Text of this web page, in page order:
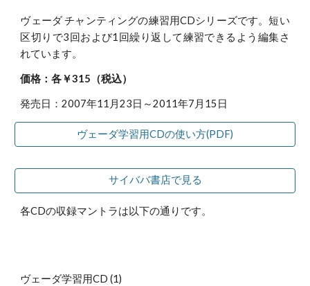
ヴェーダ チャンティングの練習用CDシリーズです。短い
区切りで3回および1回繰り返して練習できるよう編集さ
れています。
価格：各￥315（税込）
発売日：2007年11月23日～2011年7月15日
ヴェーダ学習用CDの使い方(PDF)
サイババ書店で見る
各CDの収録マントラは以下の通りです。
ヴェーダ学習用CD (1)